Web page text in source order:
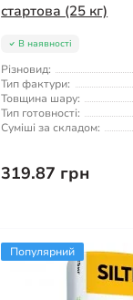
стартова (25 кг)
В наявності
Різновид:
Тип фактури:
Товщина шару:
Тип готовності:
Суміші за складом:
319.87 грн
Популярний